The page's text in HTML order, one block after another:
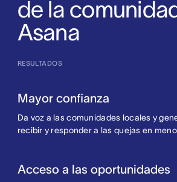
de la
Asana
RESULTADOS
Mayor confianza
Da voz a las comunidades locales y
recibir y responder a las quejas en
Acceso a las oportunidades